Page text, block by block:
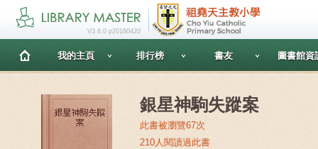
V3.6.0 p20160420
我的主頁 排行榜 書友 圖書館資
銀星神駒失蹤案
此書被瀏覽67次
210人閱讀過此書